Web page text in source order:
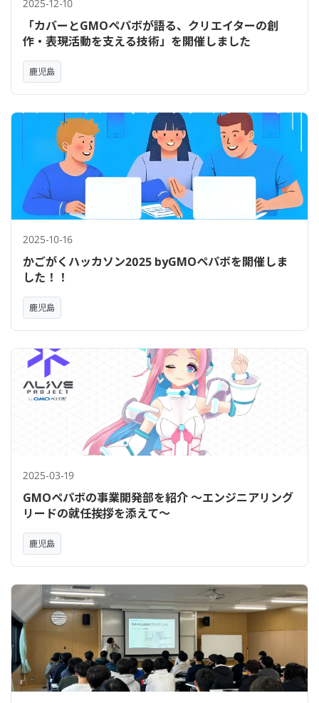
2025-12-10
「カバーとGMOペパボが語る、クリエイターの創
作・表現活動を支える技術」を開催しました
鹿児島
2025-10-16
かごがくハッカソン2025 byGMOペパボを開催しま
した！！
鹿児島
2025-03-19
GMOペパボの事業開発部を紹介 〜エンジニアリング
リードの就任挨拶を添えて〜
鹿児島